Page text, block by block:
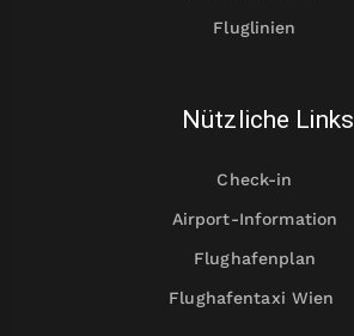
Fluglinien
Nützliche Links
Check-in
Airport-Information
Flughafenplan
Flughafentaxi Wien